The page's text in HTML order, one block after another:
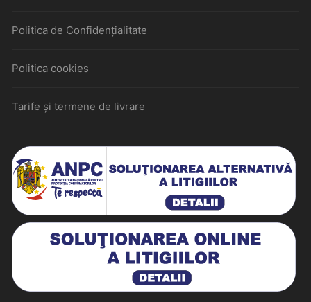
Politica de Confidențialitate
Politica cookies
Tarife și termene de livrare